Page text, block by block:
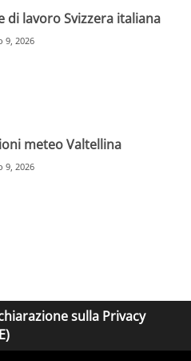
di lavoro Svizzera italiana
9, 2026
meteo Valtellina
9, 2026
sulla Privacy